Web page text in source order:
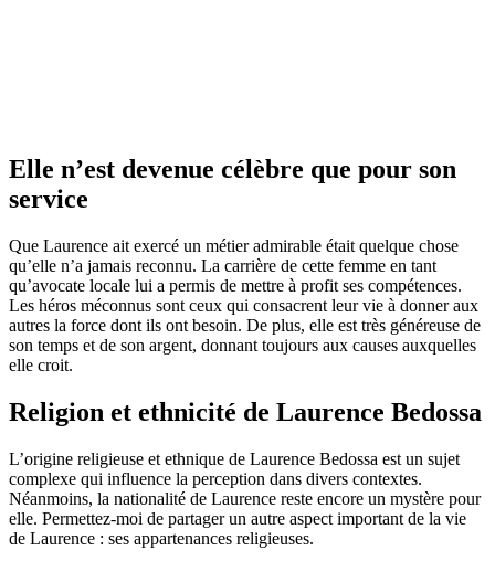
Elle n’est devenue célèbre que pour son
service
Que Laurence ait exercé un métier admirable était quelque chose
qu’elle n’a jamais reconnu. La carrière de cette femme en tant
qu’avocate locale lui a permis de mettre à profit ses compétences.
Les héros méconnus sont ceux qui consacrent leur vie à donner aux
autres la force dont ils ont besoin. De plus, elle est très généreuse de
son temps et de son argent, donnant toujours aux causes auxquelles
elle croit.
Religion et ethnicité de Laurence Bedossa
L’origine religieuse et ethnique de Laurence Bedossa est un sujet
complexe qui influence la perception dans divers contextes.
Néanmoins, la nationalité de Laurence reste encore un mystère pour
elle. Permettez-moi de partager un autre aspect important de la vie
de Laurence : ses appartenances religieuses.